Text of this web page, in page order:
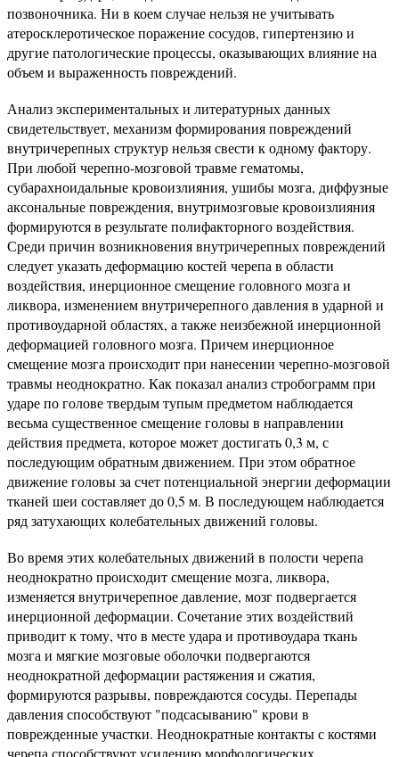
позвоночника. Ни в коем случае нельзя не учитывать
атеросклеротическое поражение сосудов, гипертензию и
другие патологические процессы, оказывающих влияние на
объем и выраженность повреждений.
Анализ экспериментальных и литературных данных
свидетельствует, механизм формирования повреждений
внутричерепных структур нельзя свести к одному фактору.
При любой черепно-мозговой травме гематомы,
субарахноидальные кровоизлияния, ушибы мозга, диффузные
аксональные повреждения, внутримозговые кровоизлияния
формируются в результате полифакторного воздействия.
Среди причин возникновения внутричерепных повреждений
следует указать деформацию костей черепа в области
воздействия, инерционное смещение головного мозга и
ликвора, изменением внутричерепного давления в ударной и
противоударной областях, а также неизбежной инерционной
деформацией головного мозга. Причем инерционное
смещение мозга происходит при нанесении черепно-мозговой
травмы неоднократно. Как показал анализ стробограмм при
ударе по голове твердым тупым предметом наблюдается
весьма существенное смещение головы в направлении
действия предмета, которое может достигать 0,3 м, с
последующим обратным движением. При этом обратное
движение головы за счет потенциальной энергии деформации
тканей шеи составляет до 0,5 м. В последующем наблюдается
ряд затухающих колебательных движений головы.
Во время этих колебательных движений в полости черепа
неоднократно происходит смещение мозга, ликвора,
изменяется внутричерепное давление, мозг подвергается
инерционной деформации. Сочетание этих воздействий
приводит к тому, что в месте удара и противоудара ткань
мозга и мягкие мозговые оболочки подвергаются
неоднократной деформации растяжения и сжатия,
формируются разрывы, повреждаются сосуды. Перепады
давления способствуют "подсасыванию" крови в
поврежденные участки. Неоднократные контакты с костями
черепа способствуют усилению морфологических